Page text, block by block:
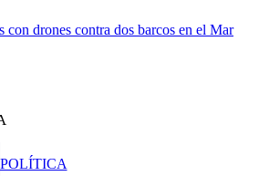
con drones contra dos barcos en el Mar
POLÍTICA